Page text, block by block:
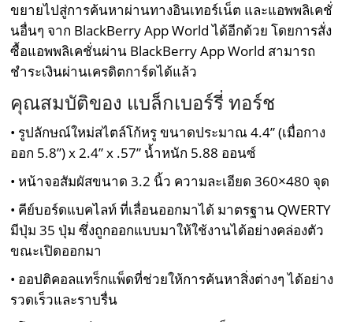
ขยายไปสู่การค้นหาผ่านทางอินเทอร์เน็ต และแอพพลิเคชั่
นอื่นๆ จาก BlackBerry App World ได้อีกด้วย โดยการสั่ง
ซื้อแอพพลิเคชั่นผ่าน BlackBerry App World สามารถ
ชำระเงินผ่านเครดิตการ์ดได้แล้ว
คุณสมบัติของ แบล็กเบอร์รี่ ทอร์ช
• รูปลักษณ์ใหม่สไตล์โก้หรู ขนาดประมาณ 4.4” (เมื่อกาง
ออก 5.8”) x 2.4” x .57” น้ำหนัก 5.88 ออนซ์
• หน้าจอสัมผัสขนาด 3.2 นิ้ว ความละเอียด 360×480 จุด
• คีย์บอร์ดแบคไลท์ ที่เลื่อนออกมาได้ มาตรฐาน QWERTY
มีปุ่ม 35 ปุ่ม ซึ่งถูกออกแบบมาให้ใช้งานได้อย่างคล่องตัว
ขณะเปิดออกมา
• ออปติคอลแทร็กแพ็ดที่ช่วยให้การค้นหาสิ่งต่างๆ ได้อย่าง
รวดเร็วและราบรื่น